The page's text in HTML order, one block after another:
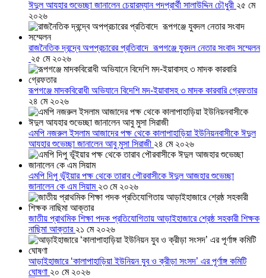
ঈদুল আযহার শুভেচ্ছা জানালেন চেয়ারম্যান পদপ্রার্থী সালাউদ্দিন চৌধুরী ২৫ মে
২০২৬
রাজনৈতিক দ্বন্দ্বে অপপ্রচারের প্রতিবাদে ‎রূপগঞ্জে যুবদল নেতার সংবাদ সম্মেলন
২৫ মে ২০২৬
রূপগঞ্জে মাদকবিরোধী অভিযানে বিদেশি মদ-ইয়াবাসহ ৩ মাদক কারবারি গ্রেফতার
২৪ মে ২০২৬
এমপি নজরুল ইসলাম আজাদের পক্ষ থেকে কালাপাহাড়িয়া ইউনিয়নবাসীকে ঈদুল
আযহার শুভেচ্ছা জানালেন আবু মুসা সিরাজী ২৪ মে ২০২৬
এমপি দিপু ভূঁইয়ার পক্ষ থেকে তারাব পৌরবাসীকে ঈদুল আজহার শুভেচ্ছা
জানালেন কে এম সিয়াম ২৩ মে ২০২৬
জাতীয় প্রাথমিক শিক্ষা পদক প্রতিযোগিতায় আড়াইহাজারে শ্রেষ্ঠ সহকারী শিক্ষক
নাছিমা আক্তার ২১ মে ২০২৬
আড়াইহাজারে ‘কালাপাহাড়িয়া ইউনিয়ন যুব ও ক্রীড়া সংসদ’ এর পূর্ণাঙ্গ কমিটি
ঘোষণা ২০ মে ২০২৬